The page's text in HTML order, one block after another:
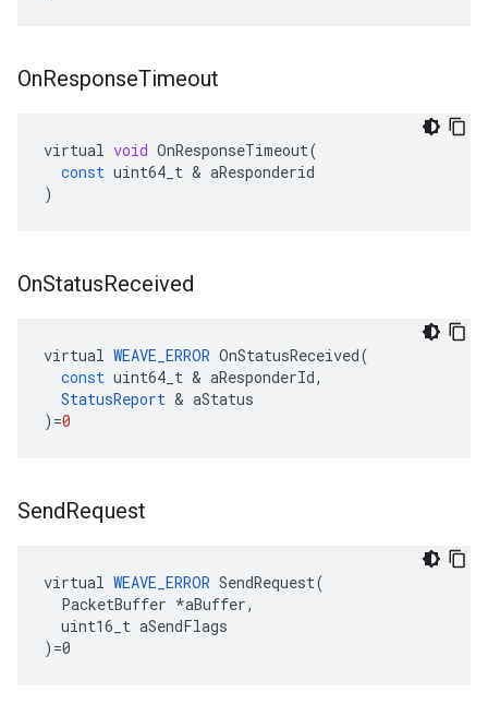
OnResponseTimeout
virtual void OnResponseTimeout(
const uint64_t & aResponderid
)
OnStatusReceived
virtual WEAVE_ERROR OnStatusReceived(
const uint64_t & aResponderId,
StatusReport & aStatus
) =0
SendRequest
virtual WEAVE_ERROR SendRequest(
  PacketBuffer *aBuffer,
  uint16_t aSendFlags
)=0